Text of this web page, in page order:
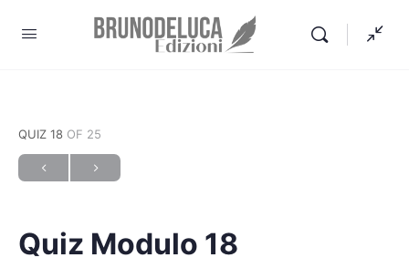
QUIZ 18 OF 25
Quiz Modulo 18